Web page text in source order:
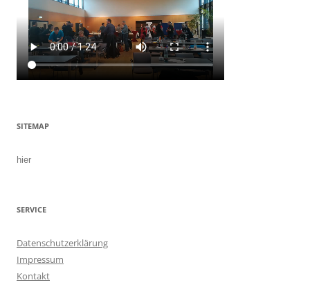
SITEMAP
hier
SERVICE
Datenschutzerklärung
Impressum
Kontakt